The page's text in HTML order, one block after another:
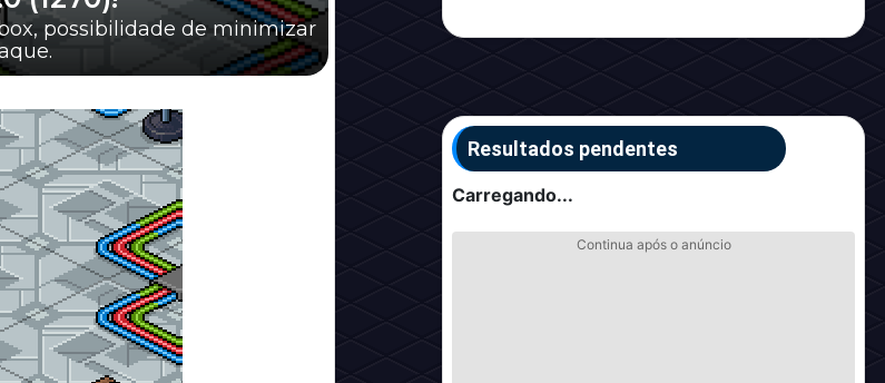
possibilidade de minimizar
Resultados pendentes
Carregando...